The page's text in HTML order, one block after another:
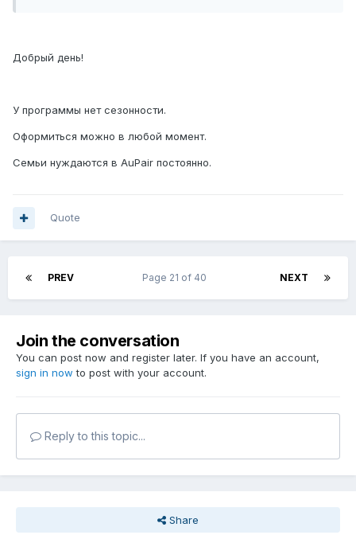
Добрый день!
У программы нет сезонности.
Оформиться можно в любой момент.
Семьи нуждаются в AuPair постоянно.
Quote
PREV NEXT
Page 21 of 40
Join the conversation
You can post now and register later. If you have an account,
sign in now to post with your account.
Reply to this topic...
Share